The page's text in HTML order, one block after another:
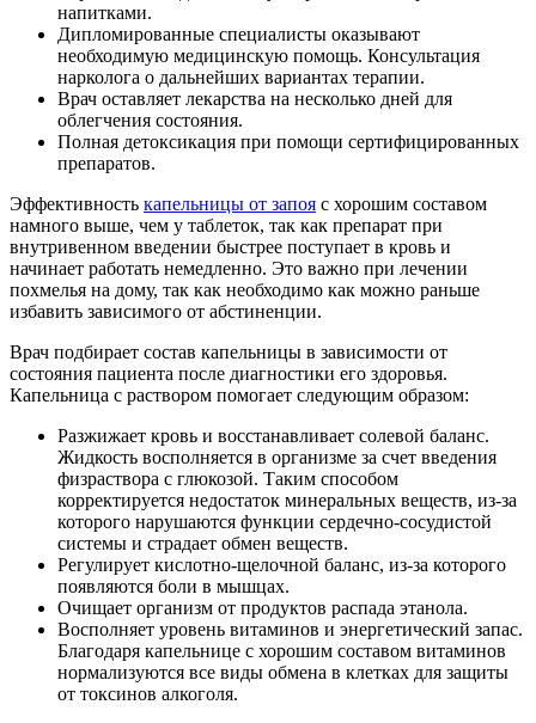
напитками.
Дипломированные специалисты оказывают
необходимую медицинскую помощь. Консультация
нарколога о дальнейших вариантах терапии.
Врач оставляет лекарства на несколько дней для
облегчения состояния.
Полная детоксикация при помощи сертифицированных
препаратов.
Эффективность капельницы от запоя с хорошим составом
намного выше, чем у таблеток, так как препарат при
внутривенном введении быстрее поступает в кровь и
начинает работать немедленно. Это важно при лечении
похмелья на дому, так как необходимо как можно раньше
избавить зависимого от абстиненции.
Врач подбирает состав капельницы в зависимости от
состояния пациента после диагностики его здоровья.
Капельница с раствором помогает следующим образом:
Разжижает кровь и восстанавливает солевой баланс.
Жидкость восполняется в организме за счет введения
физраствора с глюкозой. Таким способом
корректируется недостаток минеральных веществ, из-за
которого нарушаются функции сердечно-сосудистой
системы и страдает обмен веществ.
Регулирует кислотно-щелочной баланс, из-за которого
появляются боли в мышцах.
Очищает организм от продуктов распада этанола.
Восполняет уровень витаминов и энергетический запас.
Благодаря капельнице с хорошим составом витаминов
нормализуются все виды обмена в клетках для защиты
от токсинов алкоголя.